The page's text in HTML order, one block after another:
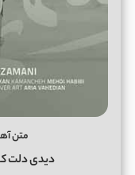
متن
دیدی دلت